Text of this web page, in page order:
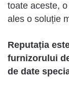
toate aceste,
ales o soluție
Reputația
furnizorului
de date